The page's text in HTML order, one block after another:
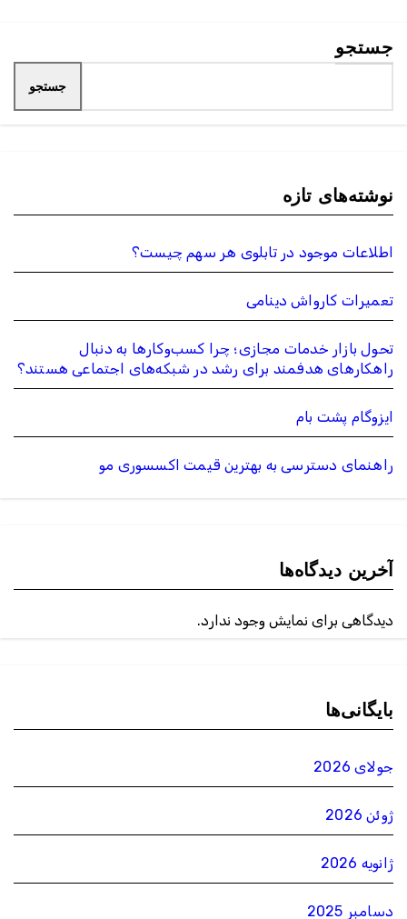
جستجو
جستجو
نوشته‌های تازه
اطلاعات موجود در تابلوی هر سهم چیست؟
تعمیرات کارواش دینامی
تحول بازار خدمات مجازی؛ چرا کسب‌وکارها به دنبال
راهکارهای هدفمند برای رشد در شبکه‌های اجتماعی هستند؟
ایزوگام پشت بام
راهنمای دسترسی به بهترین قیمت اکسسوری مو
آخرین دیدگاه‌ها
دیدگاهی برای نمایش وجود ندارد.
بایگانی‌ها
جولای 2026
ژوئن 2026
ژانویه 2026
دسامبر 2025